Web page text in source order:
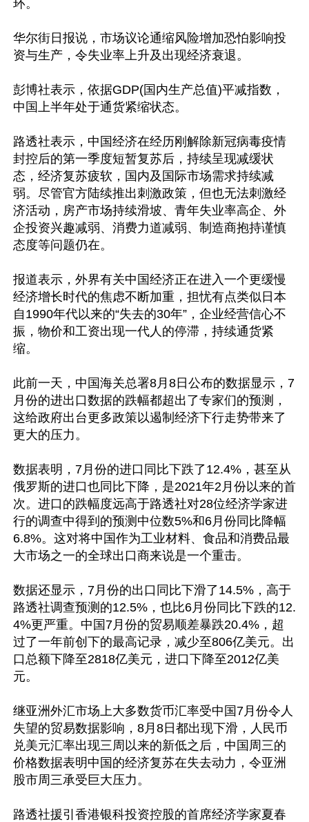
环。
华尔街日报说，市场议论通缩风险增加恐怕影响投
资与生产，令失业率上升及出现经济衰退。
彭博社表示，依据GDP(国内生产总值)平减指数，
中国上半年处于通货紧缩状态。
路透社表示，中国经济在经历刚解除新冠病毒疫情
封控后的第一季度短暂复苏后，持续呈现减缓状
态，经济复苏疲软，国内及国际市场需求持续减
弱。尽管官方陆续推出刺激政策，但也无法刺激经
济活动，房产市场持续滑坡、青年失业率高企、外
企投资兴趣减弱、消费力道减弱、制造商抱持谨慎
态度等问题仍在。
报道表示，外界有关中国经济正在进入一个更缓慢
经济增长时代的焦虑不断加重，担忧有点类似日本
自1990年代以来的“失去的30年”，企业经营信心不
振，物价和工资出现一代人的停滞，持续通货紧
缩。
此前一天，中国海关总署8月8日公布的数据显示，7
月份的进出口数据的跌幅都超出了专家们的预测，
这给政府出台更多政策以遏制经济下行走势带来了
更大的压力。
数据表明，7月份的进口同比下跌了12.4%，甚至从
俄罗斯的进口也同比下降，是2021年2月份以来的首
次。进口的跌幅度远高于路透社对28位经济学家进
行的调查中得到的预测中位数5%和6月份同比降幅
6.8%。这对将中国作为工业材料、食品和消费品最
大市场之一的全球出口商来说是一个重击。
数据还显示，7月份的出口同比下滑了14.5%，高于
路透社调查预测的12.5%，也比6月份同比下跌的12.
4%更严重。中国7月份的贸易顺差暴跌20.4%，超
过了一年前创下的最高记录，减少至806亿美元。出
口总额下降至2818亿美元，进口下降至2012亿美
元。
继亚洲外汇市场上大多数货币汇率受中国7月份令人
失望的贸易数据影响，8月8日都出现下滑，人民币
兑美元汇率出现三周以来的新低之后，中国周三的
价格数据表明中国的经济复苏在失去动力，令亚洲
股市周三承受巨大压力。
路透社援引香港银科投资控股的首席经济学家夏春